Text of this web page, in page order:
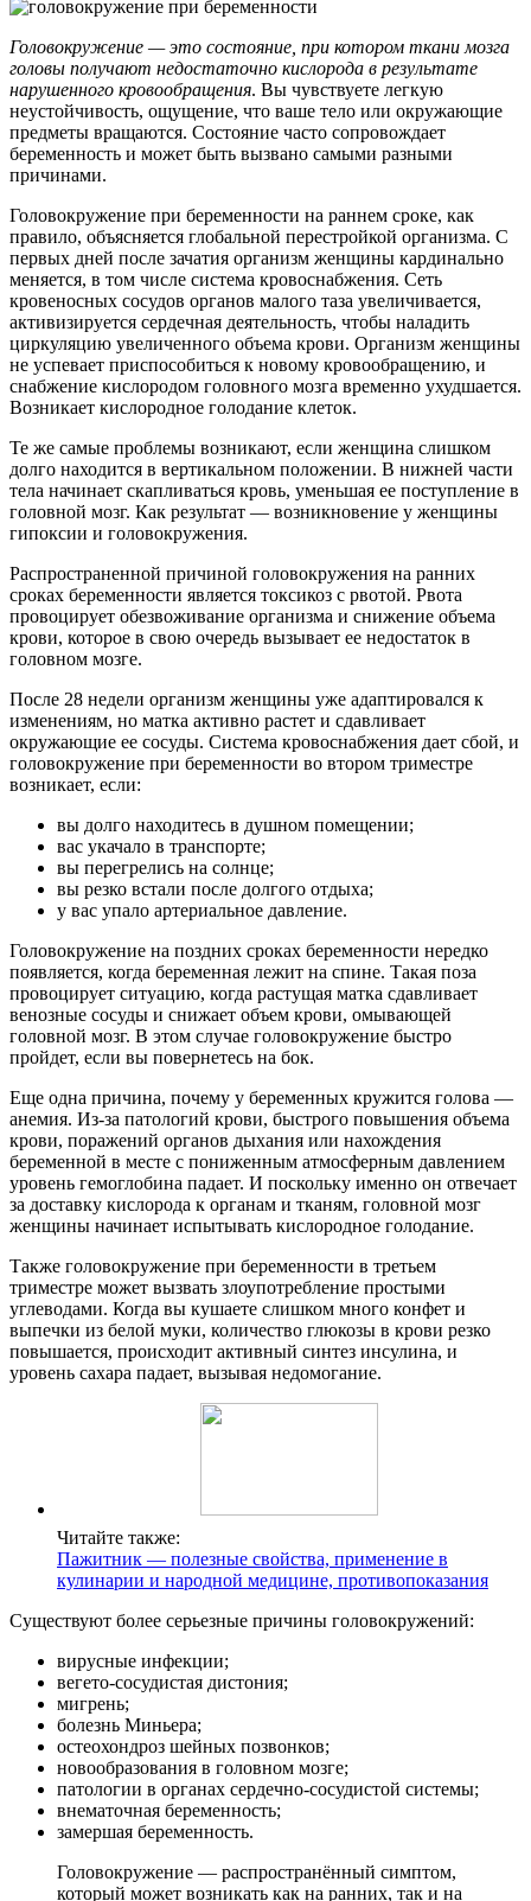
Головокружение — это состояние, при котором ткани мозга
головы получают недостаточно кислорода в результате
нарушенного кровообращения. Вы чувствуете легкую
неустойчивость, ощущение, что ваше тело или окружающие
предметы вращаются. Состояние часто сопровождает
беременность и может быть вызвано самыми разными
причинами.
Головокружение при беременности на раннем сроке, как
правило, объясняется глобальной перестройкой организма. С
первых дней после зачатия организм женщины кардинально
меняется, в том числе система кровоснабжения. Сеть
кровеносных сосудов органов малого таза увеличивается,
активизируется сердечная деятельность, чтобы наладить
циркуляцию увеличенного объема крови. Организм женщины
не успевает приспособиться к новому кровообращению, и
снабжение кислородом головного мозга временно ухудшается.
Возникает кислородное голодание клеток.
Те же самые проблемы возникают, если женщина слишком
долго находится в вертикальном положении. В нижней части
тела начинает скапливаться кровь, уменьшая ее поступление в
головной мозг. Как результат — возникновение у женщины
гипоксии и головокружения.
Распространенной причиной головокружения на ранних
сроках беременности является токсикоз с рвотой. Рвота
провоцирует обезвоживание организма и снижение объема
крови, которое в свою очередь вызывает ее недостаток в
головном мозге.
После 28 недели организм женщины уже адаптировался к
изменениям, но матка активно растет и сдавливает
окружающие ее сосуды. Система кровоснабжения дает сбой, и
головокружение при беременности во втором триместре
возникает, если:
вы долго находитесь в душном помещении;
вас укачало в транспорте;
вы перегрелись на солнце;
вы резко встали после долгого отдыха;
у вас упало артериальное давление.
Головокружение на поздних сроках беременности нередко
появляется, когда беременная лежит на спине. Такая поза
провоцирует ситуацию, когда растущая матка сдавливает
венозные сосуды и снижает объем крови, омывающей
головной мозг. В этом случае головокружение быстро
пройдет, если вы повернетесь на бок.
Еще одна причина, почему у беременных кружится голова —
анемия. Из-за патологий крови, быстрого повышения объема
крови, поражений органов дыхания или нахождения
беременной в месте с пониженным атмосферным давлением
уровень гемоглобина падает. И поскольку именно он отвечает
за доставку кислорода к органам и тканям, головной мозг
женщины начинает испытывать кислородное голодание.
Также головокружение при беременности в третьем
триместре может вызвать злоупотребление простыми
углеводами. Когда вы кушаете слишком много конфет и
выпечки из белой муки, количество глюкозы в крови резко
повышается, происходит активный синтез инсулина, и
уровень сахара падает, вызывая недомогание.
Читайте также:
Пажитник — полезные свойства, применение в
кулинарии и народной медицине, противопоказания
Существуют более серьезные причины головокружений:
вирусные инфекции;
вегето-сосудистая дистония;
мигрень;
болезнь Миньера;
остеохондроз шейных позвонков;
новообразования в головном мозге;
патологии в органах сердечно-сосудистой системы;
внематочная беременность;
замершая беременность.
Головокружение — распространённый симптом,
который может возникать как на ранних, так и на